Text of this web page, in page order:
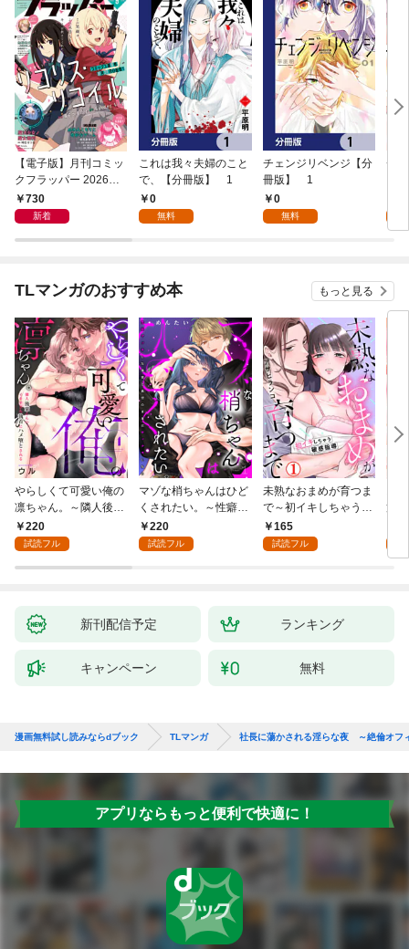
【電子版】月刊コミッ
クフラッパー 2026年9
月号730
新着
これは我々夫婦のこと
で、【分冊版】 1
0
無料
チェンジリベンジ【分
冊版】 1
0
無料
チ
TLマンガのおすすめ本 もっと見る
やらしくて可愛い俺の
凛ちゃん。～隣人後輩
くんのイキすぎた執着
にハメ堕とされる～(1)
220
試読フル
マゾな梢ちゃんはひど
くされたい。～性癖マ
ッチした後輩と欲望の
ままにセックスしたら
220
試読フル
未熟なおまめが育つま
で～初イキしちゃう敏
感指導～1
165
試読フル
筋
1【
付
新刊配信予定 ランキング
キャンペーン 無料
漫画無料試し読みならdブック TLマンガ 社長に蕩かされる淫らな夜 ～絶倫オフ
アプリならもっと便利で快適に！